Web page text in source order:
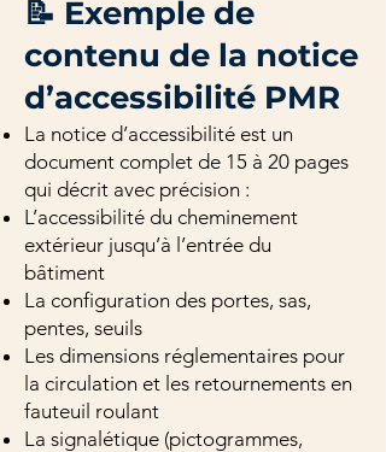
📝 Exemple de
contenu de la notice
d’accessibilité PMR
La notice d’accessibilité est un
document complet de 15 à 20 pages
qui décrit avec précision :
L’accessibilité du cheminement
extérieur jusqu’à l’entrée du
bâtiment
La configuration des portes, sas,
pentes, seuils
Les dimensions réglementaires pour
la circulation et les retournements en
fauteuil roulant
La signalétique (pictogrammes,